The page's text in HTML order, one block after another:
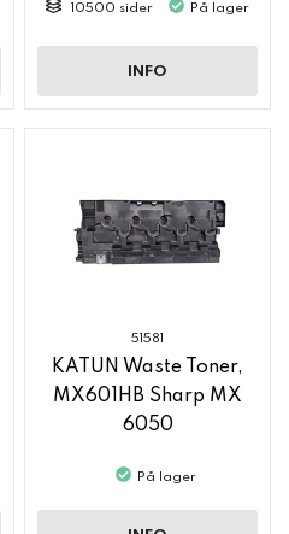
10500 sider På lager
INFO
51581
KATUN Waste Toner,
MX601HB Sharp MX
6050
På lager